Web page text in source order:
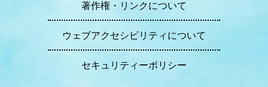
著作権・リンクについて
ウェブアクセシビリティについて
セキュリティーポリシー